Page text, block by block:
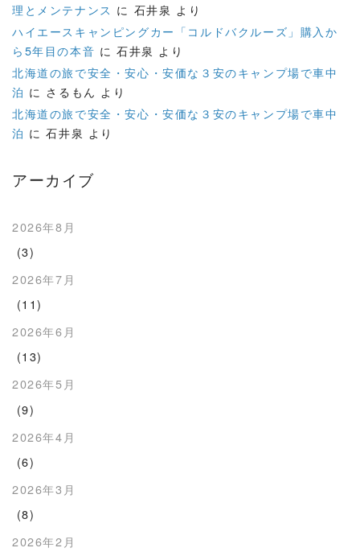
理とメンテナンス に 石井泉 より
ハイエースキャンピングカー「コルドバクルーズ」購入か
ら5年目の本音 に石井泉 より
北海道の旅で安全・安心・安価な３安のキャンプ場で車中
泊 に さるもん より
北海道の旅で安全・安心・安価な３安のキャンプ場で車中
泊 に石井泉 より
アーカイブ
2026年8月
(3)
2026年7月
(11)
2026年6月
(13)
2026年5月
(9)
2026年4月
(6)
2026年3月
(8)
2026年2月